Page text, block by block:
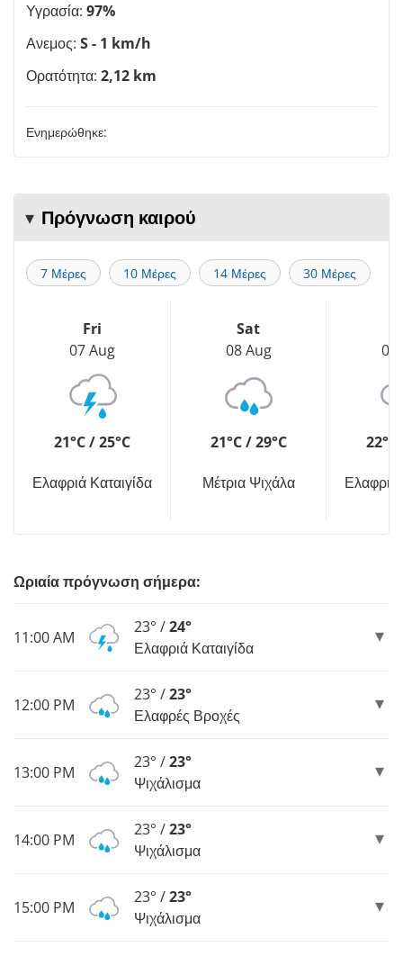
Υγρασία: 97%
Ανεμος: S - 1 km/h
Ορατότητα: 2,12 km
Ενημερώθηκε:
Πρόγνωση καιρού
7 Μέρες 10 Μέρες 14 Μέρες 30 Μέρες
Fri
07 Aug
21°C / 25°C
Ελαφριά Καταιγίδα
Sat
08 Aug
21°C / 29°C
Μέτρια Ψιχάλα
09
22°C
Ελαφριά
Ωριαία πρόγνωση σήμερα:
11:00 AM
23° /24°
Ελαφριά Καταιγίδα
12:00 PM
23° /23°
Ελαφρές Βροχές
13:00 PM
23° /23°
Ψιχάλισμα
14:00 PM
23° /23°
Ψιχάλισμα
15:00 PM
23° /23°
Ψιχάλισμα